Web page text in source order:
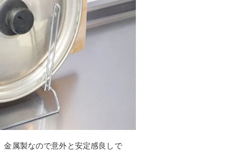
属製なので意外と安定感良しで